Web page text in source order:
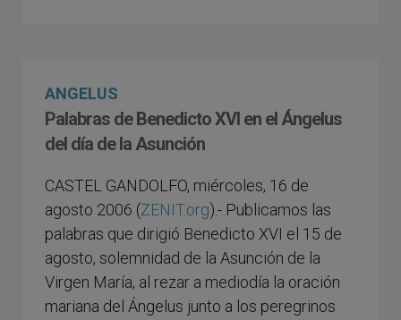
ANGELUS
Palabras de Benedicto XVI en el Ángelus
del día de la Asunción
CASTEL GANDOLFO, miércoles, 16 de
agosto 2006 (ZENIT.org).- Publicamos las
palabras que dirigió Benedicto XVI el 15 de
agosto, solemnidad de la Asunción de la
Virgen María, al rezar a mediodía la oración
mariana del Ángelus junto a los peregrinos